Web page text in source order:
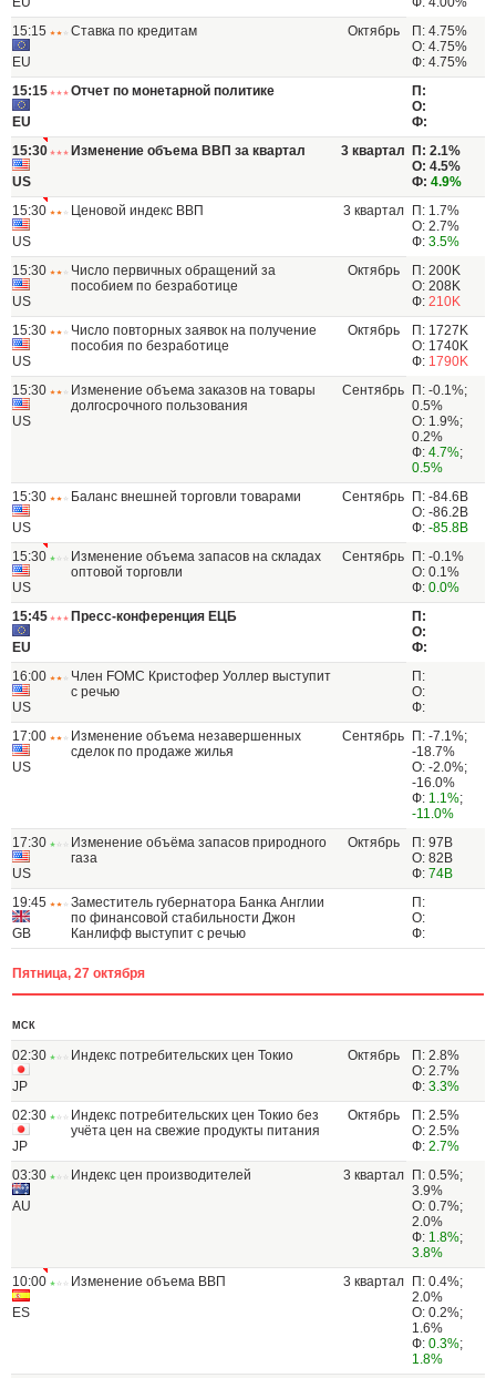
15:15
EU
Ставка по кредитам Октябрь
П: 4.75%
О: 4.75%
Ф: 4.75%
15:15
EU
Отчет по монетарной политике
П:
О:
Ф:
15:30
US
Изменение объема ВВП за квартал 3 квартал
П: 2.1%
О: 4.5%
Ф: 4.9%
15:30
US
Ценовой индекс ВВП 3 квартал
П: 1.7%
О: 2.7%
Ф: 3.5%
15:30
US
Число первичных обращений за
пособием по безработице
Октябрь
П: 200K
О: 208K
Ф: 210K
15:30
US
Число повторных заявок на получение
пособия по безработице
Октябрь
П: 1727K
О: 1740K
Ф: 1790K
15:30
US
Изменение объема заказов на товары
долгосрочного пользования
Сентябрь
П: -0.1%;
0.5%
О: 1.9%;
0.2%
Ф: 4.7%;
0.5%
15:30
US
Баланс внешней торговли товарами Сентябрь
П: -84.6B
О: -86.2B
Ф: -85.8B
15:30
US
Изменение объема запасов на складах
оптовой торговли
Сентябрь
П: -0.1%
О: 0.1%
Ф: 0.0%
15:45
EU
Пресс-конференция ЕЦБ
П:
О:
Ф:
16:00
US
Член FOMC Кристофер Уоллер выступит
с речью
П:
О:
Ф:
17:00
US
Изменение объема незавершенных
сделок по продаже жилья
Сентябрь
П: -7.1%;
-18.7%
О: -2.0%;
-16.0%
Ф: 1.1%;
-11.0%
17:30
US
Изменение объёма запасов природного
газа
Октябрь
П: 97B
О: 82B
Ф: 74B
19:45
GB
Заместитель губернатора Банка Англии
по финансовой стабильности Джон
Канлифф выступит с речью
П:
О:
Ф:
Пятница, 27 октября
МСК
02:30
JP
Индекс потребительских цен Токио Октябрь
П: 2.8%
О: 2.7%
Ф: 3.3%
02:30
JP
Индекс потребительских цен Токио без
учёта цен на свежие продукты питания
Октябрь
П: 2.5%
О: 2.5%
Ф: 2.7%
03:30
AU
Индекс цен производителей 3 квартал
П: 0.5%;
3.9%
О: 0.7%;
2.0%
Ф: 1.8%;
3.8%
10:00
ES
Изменение объема ВВП 3 квартал
П: 0.4%;
2.0%
О: 0.2%;
1.6%
Ф: 0.3%;
1.8%